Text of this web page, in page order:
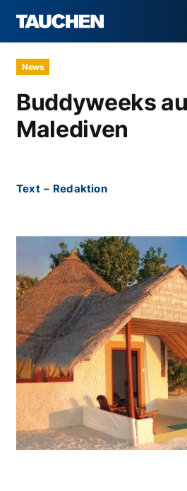
News
Buddyweeks
Malediven
Text – Redaktion